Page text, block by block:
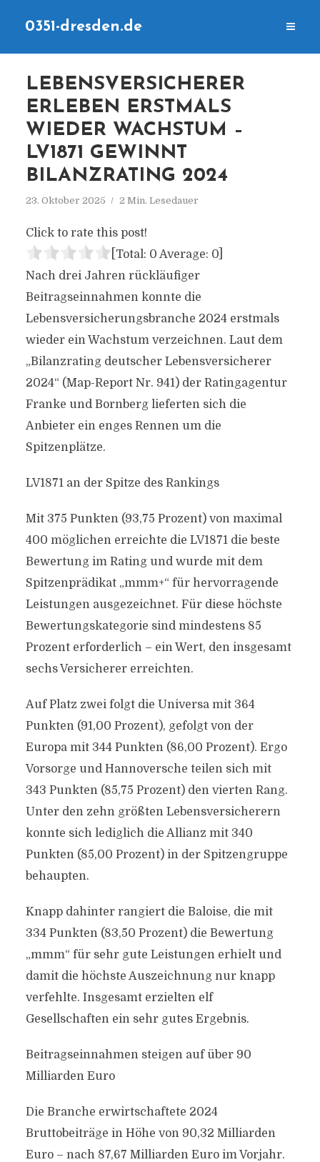
0351-dresden.de
LEBENSVERSICHERER
ERLEBEN ERSTMALS
WIEDER WACHSTUM –
LV1871 GEWINNT
BILANZRATING 2024
23. Oktober 2025 2 Min. Lesedauer
Click to rate this post!
[Total: 0 Average: 0]
Nach drei Jahren rückläufiger
Beitragseinnahmen konnte die
Lebensversicherungsbranche 2024 erstmals
wieder ein Wachstum verzeichnen. Laut dem
„Bilanzrating deutscher Lebensversicherer
2024“ (Map-Report Nr. 941) der Ratingagentur
Franke und Bornberg lieferten sich die
Anbieter ein enges Rennen um die
Spitzenplätze.
LV1871 an der Spitze des Rankings
Mit 375 Punkten (93,75 Prozent) von maximal
400 möglichen erreichte die LV1871 die beste
Bewertung im Rating und wurde mit dem
Spitzenprädikat „mmm+“ für hervorragende
Leistungen ausgezeichnet. Für diese höchste
Bewertungskategorie sind mindestens 85
Prozent erforderlich – ein Wert, den insgesamt
sechs Versicherer erreichten.
Auf Platz zwei folgt die Universa mit 364
Punkten (91,00 Prozent), gefolgt von der
Europa mit 344 Punkten (86,00 Prozent). Ergo
Vorsorge und Hannoversche teilen sich mit
343 Punkten (85,75 Prozent) den vierten Rang.
Unter den zehn größten Lebensversicherern
konnte sich lediglich die Allianz mit 340
Punkten (85,00 Prozent) in der Spitzengruppe
behaupten.
Knapp dahinter rangiert die Baloise, die mit
334 Punkten (83,50 Prozent) die Bewertung
„mmm“ für sehr gute Leistungen erhielt und
damit die höchste Auszeichnung nur knapp
verfehlte. Insgesamt erzielten elf
Gesellschaften ein sehr gutes Ergebnis.
Beitragseinnahmen steigen auf über 90
Milliarden Euro
Die Branche erwirtschaftete 2024
Bruttobeiträge in Höhe von 90,32 Milliarden
Euro – nach 87,67 Milliarden Euro im Vorjahr.